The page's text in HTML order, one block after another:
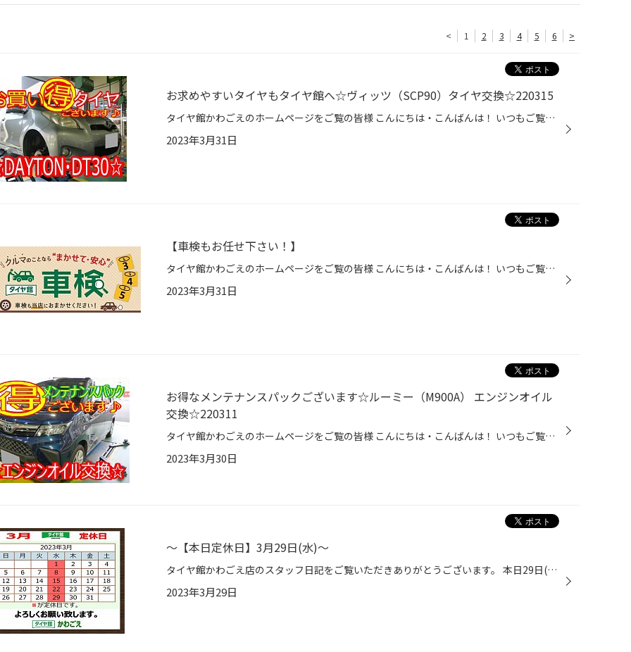
< 1 2 3 4 5 6 >
お求めやすいタイヤもタイヤ館へ☆ヴィッツ（SCP90）タイヤ交換☆220315
タイヤ館かわごえのホームページをご覧の皆様 こんにちは・こんばんは！ いつもご覧いただきありがとうございます！！ 本日はトヨタ・ヴィッツのタイヤ交換の紹介です。 そろそろ交換時期かな？とのことでご来店いただきました。 タイヤを確認させていただいたところ、経年劣化によるハッキリとした...
2023年3月31日
【車検もお任せ下さい！】
タイヤ館かわごえのホームページをご覧の皆様 こんにちは・こんばんは！ いつもご覧いただきありがとうございます！！ 愛車の車検はどうされていますか？ カーディーラー・自動車整備工場・ガソリンスタンドなど、沢山ありますよね。 タイヤ館でも『車検』を実施しております！ 何処に出すかお悩み...
2023年3月31日
お得なメンテナンスパックございます☆ルーミー（M900A） エンジンオイル
交換☆220311
タイヤ館かわごえのホームページをご覧の皆様 こんにちは・こんばんは！ いつもご覧いただきありがとうございます！！ 本日はトヨタ・ルーミーのエンジンオイル交換をご紹介です。 （投稿の最後にお得な情報もございます♪） 今回のエンジンオイル交換はドレンボルトを取り外して下抜きしました。 ボ...
2023年3月30日
〜【本日定休日】3月29日(水)〜
タイヤ館かわごえ店のスタッフ日記をご覧いただきありがとうございます。 本日29日(水)は定休日となります！ 明日１０時３０分～また元気に営業させていただきます！ たくさんのご利用・ご来店をお待ちしております。 タグ：定休日・店休日 タイヤ館・無料安全点検・タイヤ交換・タイヤ安い・オイル...
2023年3月29日